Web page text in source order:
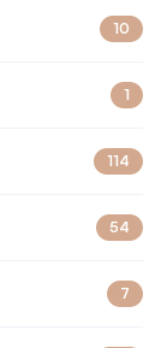
10
1
114
54
7